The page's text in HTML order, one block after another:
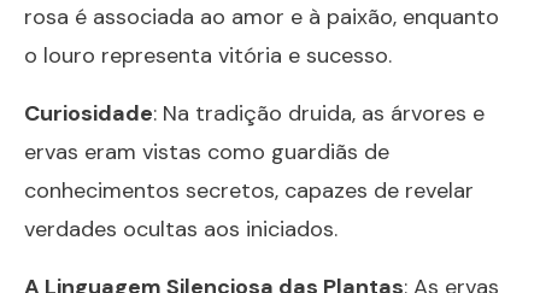
rosa é associada ao amor e à paixão, enquanto
o louro representa vitória e sucesso.
Curiosidade: Na tradição druida, as árvores e
ervas eram vistas como guardiãs de
conhecimentos secretos, capazes de revelar
verdades ocultas aos iniciados.
A Linguagem Silenciosa das Plantas: As ervas